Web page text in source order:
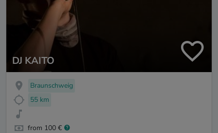
DJ KAITO
Braunschweig
55 km
from 100 €